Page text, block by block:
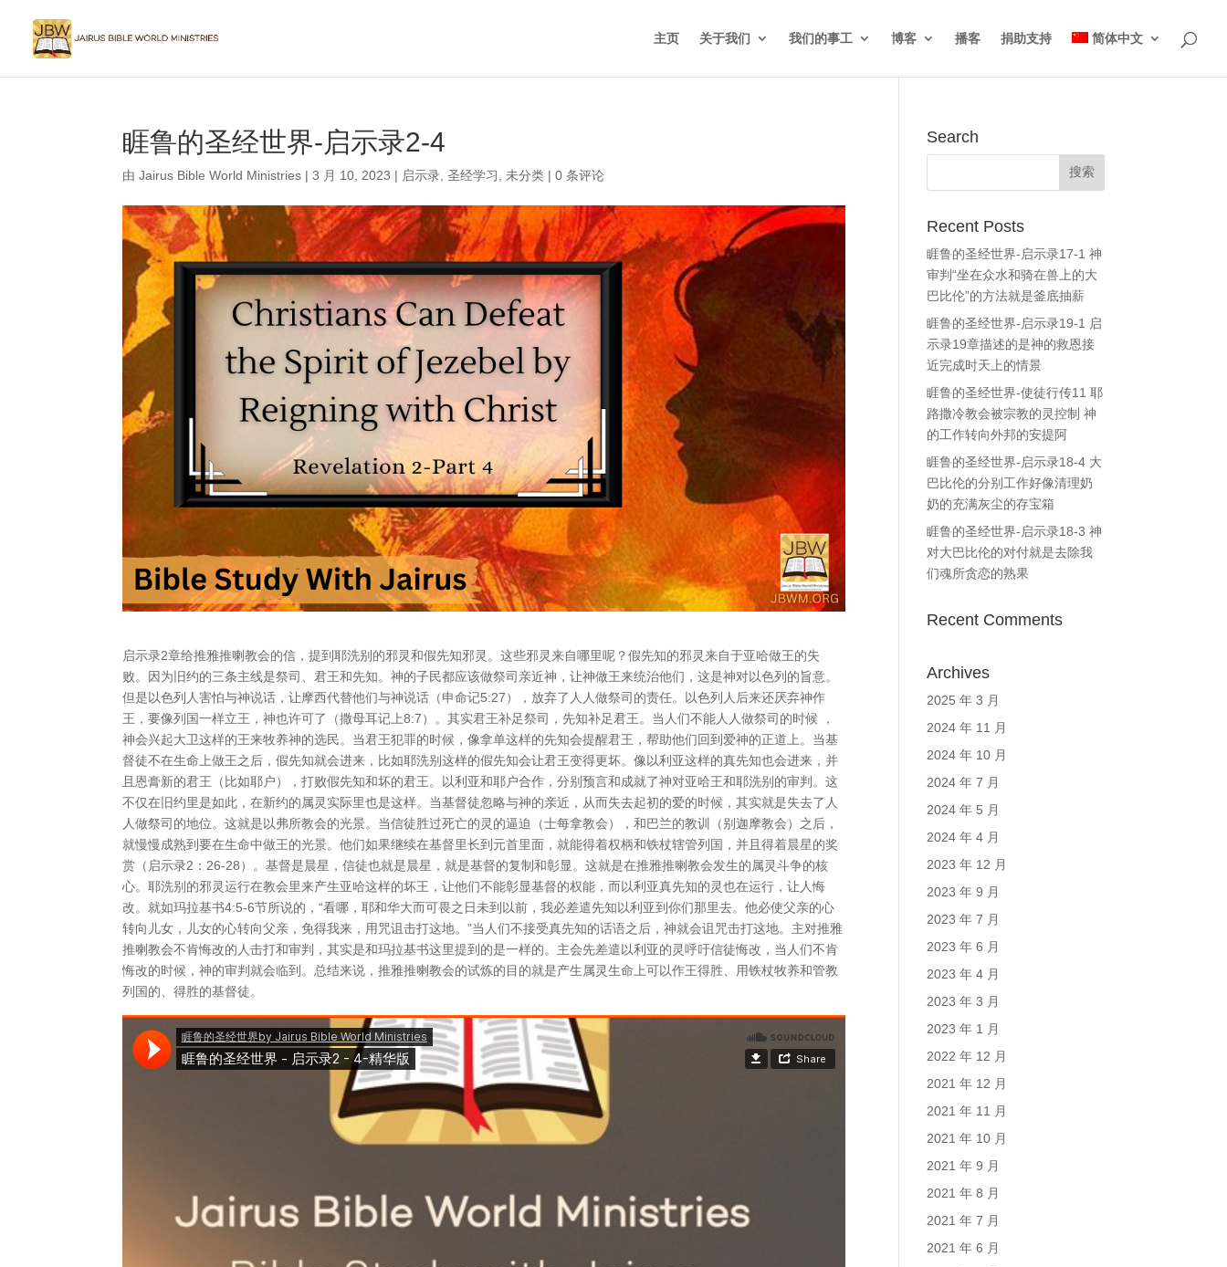
主页 关于我们 我们的事工 博客 播客 捐助支持 简体中文
睚鲁的圣经世界-启示录2-4
由Jairus Bible World Ministries |3 月 10, 2023 | 启示录 ,圣经学习 未分类 |0 条评论
启示录2章给推雅推喇教会的信，提到耶洗别的邪灵和假先知邪灵。这些邪灵来自哪里呢？假先知的邪灵来自于亚哈做王的失
败。因为旧约的三条主线是祭司、君王和先知。神的子民都应该做祭司亲近神，让神做王来统治他们，这是神对以色列的旨意。
但是以色列人害怕与神说话，让摩西代替他们与神说话（申命记5:27），放弃了人人做祭司的责任。以色列人后来还厌弃神作
王，要像列国一样立王，神也许可了（撒母耳记上8:7）。其实君王补足祭司，先知补足君王。当人们不能人人做祭司的时候 ，
神会兴起大卫这样的王来牧养神的选民。当君王犯罪的时候，像拿单这样的先知会提醒君王，帮助他们回到爱神的正道上。当基
督徒不在生命上做王之后，假先知就会进来，比如耶洗别这样的假先知会让君王变得更坏。像以利亚这样的真先知也会进来，并
且恩膏新的君王（比如耶户），打败假先知和坏的君王。以利亚和耶户合作，分别预言和成就了神对亚哈王和耶洗别的审判。这
不仅在旧约里是如此，在新约的属灵实际里也是这样。当基督徒忽略与神的亲近，从而失去起初的爱的时候，其实就是失去了人
人做祭司的地位。这就是以弗所教会的光景。当信徒胜过死亡的灵的逼迫（士每拿教会），和巴兰的教训（别迦摩教会）之后，
就慢慢成熟到要在生命中做王的光景。他们如果继续在基督里长到元首里面，就能得着权柄和铁杖辖管列国，并且得着晨星的奖
赏（启示录2：26-28）。基督是晨星，信徒也就是晨星，就是基督的复制和彰显。这就是在推雅推喇教会发生的属灵斗争的核
心。耶洗别的邪灵运行在教会里来产生亚哈这样的坏王，让他们不能彰显基督的权能，而以利亚真先知的灵也在运行，让人悔
改。就如玛拉基书4:5-6节所说的，“看哪，耶和华大而可畏之日未到以前，我必差遣先知以利亚到你们那里去。他必使父亲的心
转向儿女，儿女的心转向父亲，免得我来，用咒诅击打这地。”当人们不接受真先知的话语之后，神就会诅咒击打这地。主对推雅
推喇教会不肯悔改的人击打和审判，其实是和玛拉基书这里提到的是一样的。主会先差遣以利亚的灵呼吁信徒悔改，当人们不肯
悔改的时候，神的审判就会临到。总结来说，推雅推喇教会的试炼的目的就是产生属灵生命上可以作王得胜、用铁杖牧养和管教
列国的、得胜的基督徒。
Search
Recent Posts
睚鲁的圣经世界-启示录17-1 神
审判“坐在众水和骑在兽上的大
巴比伦”的方法就是釜底抽薪
睚鲁的圣经世界-启示录19-1 启
示录19章描述的是神的救恩接
近完成时天上的情景
睚鲁的圣经世界-使徒行传11 耶
路撒冷教会被宗教的灵控制 神
的工作转向外邦的安提阿
睚鲁的圣经世界-启示录18-4 大
巴比伦的分别工作好像清理奶
奶的充满灰尘的存宝箱
睚鲁的圣经世界-启示录18-3 神
对大巴比伦的对付就是去除我
们魂所贪恋的熟果
Recent Comments
Archives
2025 年 3 月
2024 年 11 月
2024 年 10 月
2024 年 7 月
2024 年 5 月
2024 年 4 月
2023 年 12 月
2023 年 9 月
2023 年 7 月
2023 年 6 月
2023 年 4 月
2023 年 3 月
2023 年 1 月
2022 年 12 月
2021 年 12 月
2021 年 11 月
2021 年 10 月
2021 年 9 月
2021 年 8 月
2021 年 7 月
2021 年 6 月